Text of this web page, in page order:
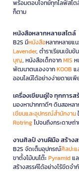
พร้อมตอบโจทย์ทุกไลฟ์สไต
ก็ตาม
หนังสือหลากหลายสไตล์
B2S มีหนังสือหลากหลายแ
Lavender, ตำราเรียนเข้มข้
บุญ, หนังสือเด็กจากMIS ห
พัฒนาตนเองจากKOOB แ
ออนไลน์ได้อย่างง่ายดายเ
เครื่องเขียนคู่ใจ ทุกการ
มองหาปากกาดีๆ ดินสอหล
เขียนและอุปกรณ์สำนักงาน
Rotringไปจนถึงกระดาษถ่
งานศิลป์ งานฝีมือ สร้าง
B2S จัดเต็มอุปกรณ์ศิลปะ
ขาตั้งไม้บนโต๊ะPyramidแ
สร้างสรรค์ได้อย่างไร้ขีดจำ